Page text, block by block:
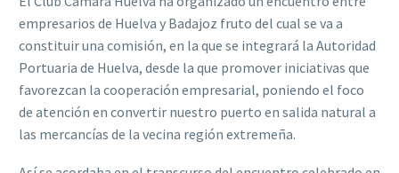
empresarios de Huelva y Badajoz fruto del cual se va a
constituir una comisión, en la que se integrará la Autoridad
Portuaria de Huelva, desde la que promover iniciativas que
favorezcan la cooperación empresarial, poniendo el foco
de atención en convertir nuestro puerto en salida natural a
las mercancías de la vecina región extremeña.